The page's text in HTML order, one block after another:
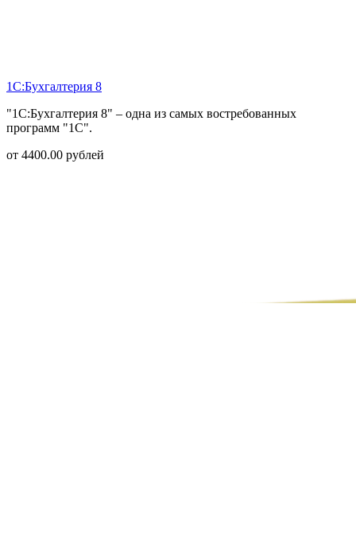
1С:Бухгалтерия 8
"1С:Бухгалтерия 8" – одна из самых востребованных
программ "1С".
от 4400.00 рублей